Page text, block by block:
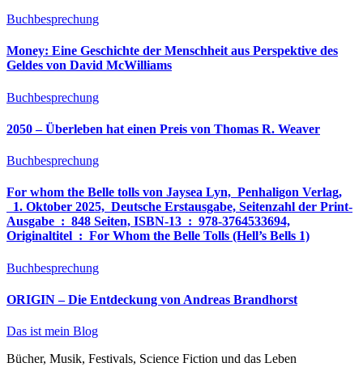
Buchbesprechung
Money: Eine Geschichte der Menschheit aus Perspektive des
Geldes von David McWilliams
Buchbesprechung
2050 – Überleben hat einen Preis von Thomas R. Weaver
Buchbesprechung
For whom the Belle tolls von Jaysea Lyn, ‎ Penhaligon Verlag,
‎ 1. Oktober 2025, ‎ Deutsche Erstausgabe, Seitenzahl der Print-
Ausgabe ‏ : ‎ 848 Seiten, ISBN-13 ‏ : ‎ 978-3764533694,
Originaltitel ‏ : ‎ For Whom the Belle Tolls (Hell’s Bells 1)
Buchbesprechung
ORIGIN – Die Entdeckung von Andreas Brandhorst
Das ist mein Blog
Bücher, Musik, Festivals, Science Fiction und das Leben